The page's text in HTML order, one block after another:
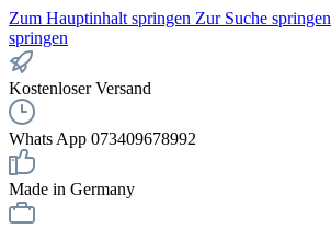
Zum Hauptinhalt springen Zur Suche springen
springen
Kostenloser Versand
Whats App 073409678992
Made in Germany